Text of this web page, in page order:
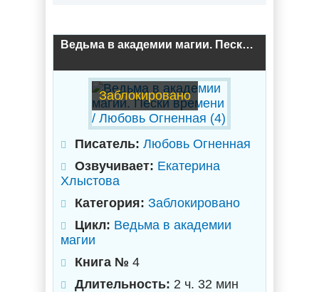
Ведьма в академии магии. Пески времени / Любовь Огненная (4)
Заблокировано
Писатель: Любовь Огненная
Озвучивает: Екатерина
Хлыстова
Категория: Заблокировано
Цикл: Ведьма в академии
магии
Книга № 4
Длительность: 2 ч. 32 мин